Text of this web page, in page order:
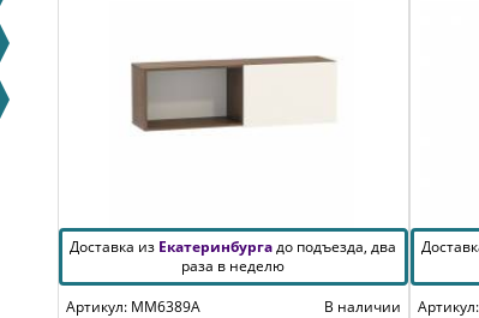
Доставка из Екатеринбургадо подъезда, два
раза в неделю
Артикул: MM6389A
В наличии